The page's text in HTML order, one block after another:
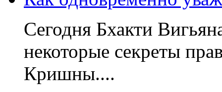
Сегодня Бхакти
некоторые секреты
Кришны....